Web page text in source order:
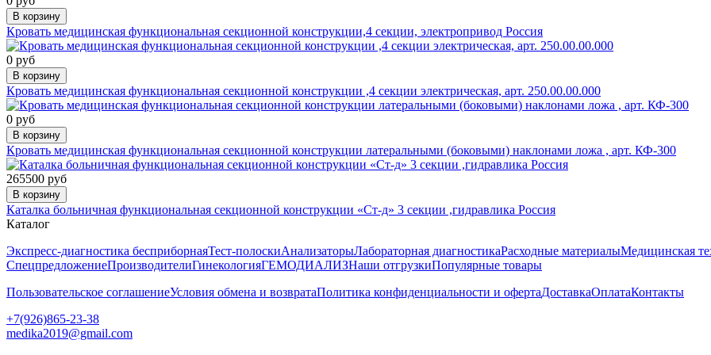
В корзину
Кровать медицинская функциональная секционной конструкции,4 секции, электропривод Россия
0 руб
В корзину
Кровать медицинская функциональная секционной конструкции ,4 секции электрическая, арт. 250.00.00.000
0 руб
В корзину
Кровать медицинская функциональная секционной конструкции латеральными (боковыми) наклонами ложа , арт. КФ-300
265500 руб
В корзину
Каталка больничная функциональная секционной конструкции «Ст-д» 3 секции ,гидравлика Россия
Каталог
Экспресс-диагностика бесприборнаяТест-полоскиАнализаторыЛабораторная диагностикаРасходные материалыМедицинская
СпецпредложениеПроизводителиГинекологияГЕМОДИАЛИЗНаши отгрузкиПопулярные товары
Пользовательское соглашениеУсловия обмена и возвратаПолитика конфиденциальности и офертаДоставкаОплатаКонтакты
+7(926)865-23-38
medika2019@gmail.com